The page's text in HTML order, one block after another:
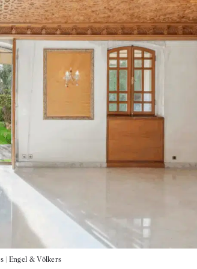
| Engel & Völkers